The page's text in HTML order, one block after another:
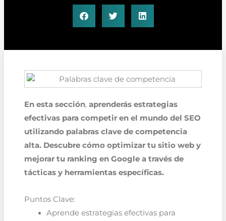
En esta sección, aprenderás estrategias
efectivas para competir en el mundo del SEO
utilizando palabras clave de competencia
alta. Descubre cómo optimizar tu sitio web y
mejorar tu ranking en Google a través de
tácticas y herramientas específicas.
Puntos Clave:
Aprende estrategias efectivas para